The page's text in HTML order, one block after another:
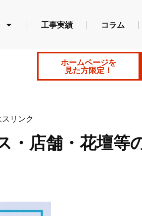
工事実績 コラム
ホームページを
見た方限定！
リンク
・店舗・花壇等